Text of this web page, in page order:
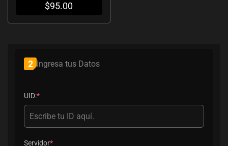
$95.00
2 Ingresa tus Datos
UID:*
(required)
Servidor*
(required)